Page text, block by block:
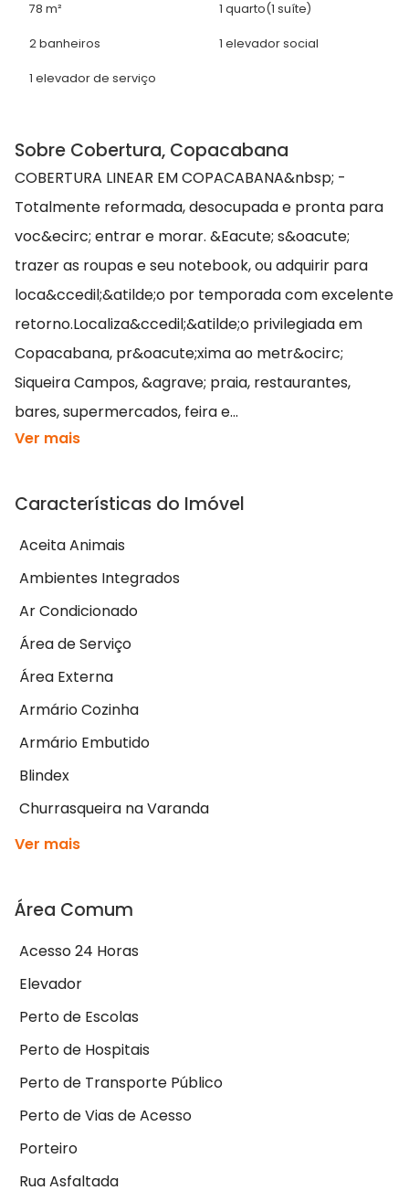
78 m² 1 quarto(1 suíte)
2 banheiros 1 elevador social
1 elevador de serviço
Sobre Cobertura, Copacabana
COBERTURA LINEAR EM COPACABANA&nbsp; -
Totalmente reformada, desocupada e pronta para
voc&ecirc; entrar e morar. &Eacute; s&oacute;
trazer as roupas e seu notebook, ou adquirir para
loca&ccedil;&atilde;o por temporada com excelente
retorno.Localiza&ccedil;&atilde;o privilegiada em
Copacabana, pr&oacute;xima ao metr&ocirc;
Siqueira Campos, &agrave; praia, restaurantes,
bares, supermercados, feira e...
Ver mais
Características do Imóvel
Aceita Animais
Ambientes Integrados
Ar Condicionado
Área de Serviço
Área Externa
Armário Cozinha
Armário Embutido
Blindex
Churrasqueira na Varanda
Ver mais
Área Comum
Acesso 24 Horas
Elevador
Perto de Escolas
Perto de Hospitais
Perto de Transporte Público
Perto de Vias de Acesso
Porteiro
Rua Asfaltada